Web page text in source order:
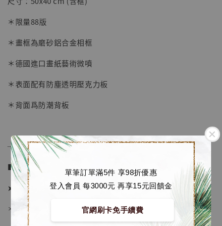
單筆訂單滿5件 享98折優惠
登入會員 每3000元 再享15元回饋金
官網刷卡免手續費
NT$ 5,580
＊限量88版
＊畫框為磨砂鋁合金相框
＊德國進口畫紙藝術微噴
＊表面配有防塵透明壓克力板
＊背面爲防潮背板
──────────────
■ 販售資訊 (NT$)：
➤ 價格 1380元
＊ 國際運費另計